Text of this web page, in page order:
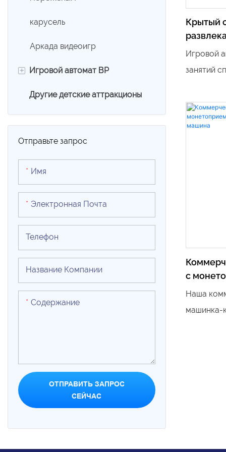
карусель
Аркада видеоигр
+ Игровой автомат ВР
VR-яйцевое кресло
Другие детские аттракционы
Отправьте запрос
Имя
Электронная Почта
Телефон
Название Компании
Содержание
ОТПРАВИТЬ ЗАПРОС
СЕЙЧАС
центрах
одним
Крытый
автомат
Игровой
занятий
по
автомат-
с
Наша
машинка-